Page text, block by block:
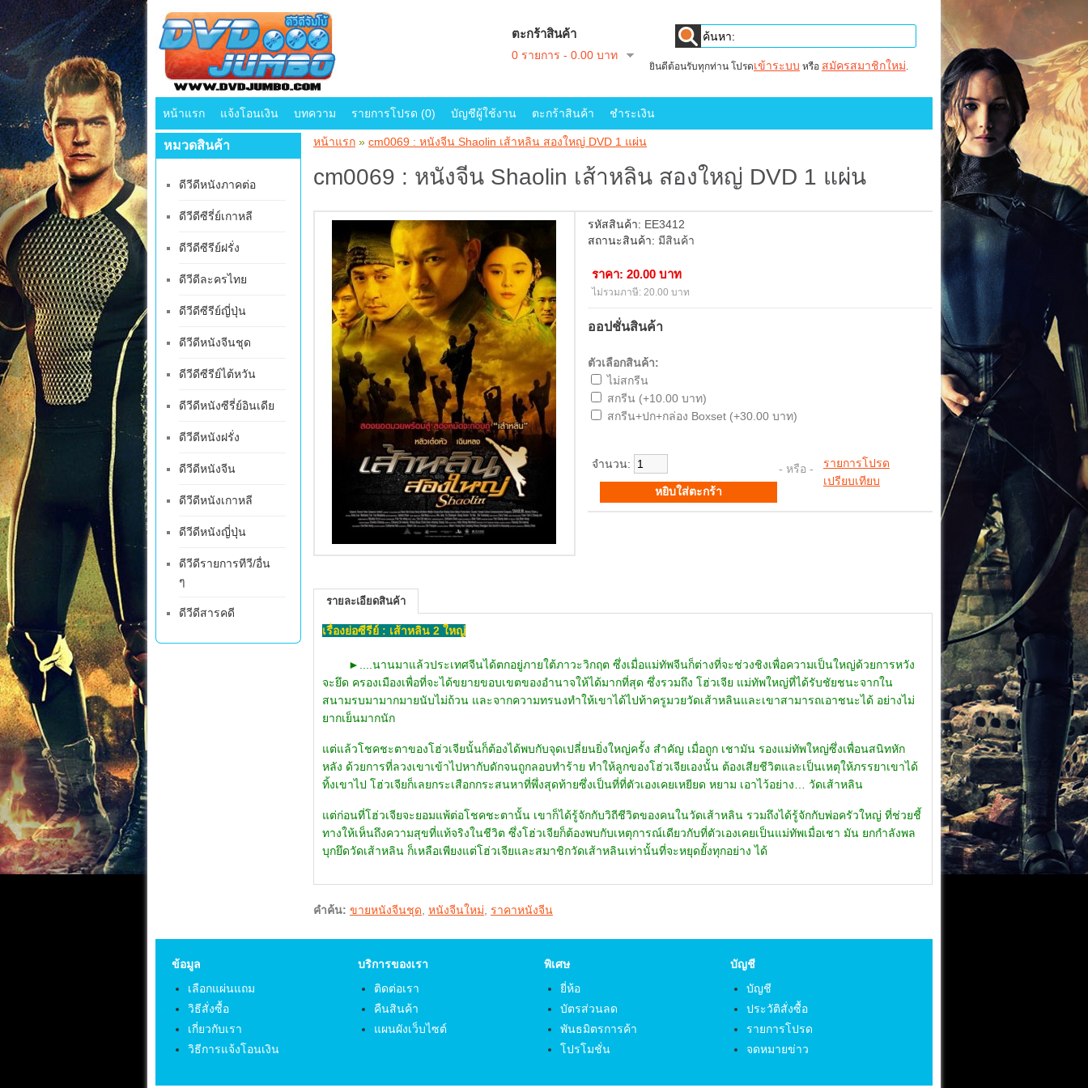
ตะกร้าสินค้า
0 รายการ - 0.00 บาท
ยินดีต้อนรับทุกท่าน โปรดเข้าระบบ หรือ สมัครสมาชิกใหม่.
หน้าแรก แจ้งโอนเงิน บทความ รายการโปรด (0) บัญชีผู้ใช้งาน ตะกร้าสินค้า ชำระเงิน
หมวดสินค้า
ดีวีดีหนังภาคต่อ
ดีวีดีซีรี่ย์เกาหลี
ดีวีดีซีรีย์ฝรั่ง
ดีวีดีละครไทย
ดีวีดีซีรีย์ญี่ปุ่น
ดีวีดีหนังจีนชุด
ดีวีดีซีรีย์ไต้หวัน
ดีวีดีหนังซีรี่ย์อินเดีย
ดีวีดีหนังฝรั่ง
ดีวีดีหนังจีน
ดีวีดีหนังเกาหลี
ดีวีดีหนังญี่ปุ่น
ดีวีดีรายการทีวี/อื่น
ๆ
ดีวีดีสารคดี
หน้าแรก » cm0069 : หนังจีน Shaolin เส้าหลิน สองใหญ่ DVD 1 แผ่น
cm0069 : หนังจีน Shaolin เส้าหลิน สองใหญ่ DVD 1 แผ่น
รหัสสินค้า: EE3412
สถานะสินค้า: มีสินค้า
ราคา: 20.00 บาท
ไม่รวมภาษี: 20.00 บาท
ออปชั่นสินค้า
ตัวเลือกสินค้า:
ไม่สกรีน
สกรีน (+10.00 บาท)
สกรีน+ปก+กล่อง Boxset (+30.00 บาท)
จำนวน: - หรือ - รายการโปรด
เปรียบเทียบ
รายละเอียดสินค้า
เรื่องย่อซีรีย์ : เส้าหลิน 2 ใหญ่
►
....นานมาแล้วประเทศจีนได้ตกอยู่ภายใต้ภาวะวิกฤต ซึ่งเมื่อแม่ทัพจีนก็ต่างที่จะช่วงชิงเพื่อความเป็นใหญ่ด้วยการหวัง
จะยึด ครองเมืองเพื่อที่จะได้ขยายขอบเขตของอำนาจให้ได้มากที่สุด ซึ่งรวมถึง โฮ่วเจีย แม่ทัพใหญ่ที่ได้รับชัยชนะจากใน
สนามรบมามากมายนับไม่ถ้วน และจากความทรนงทำให้เขาได้ไปท้าครูมวยวัดเส้าหลินและเขาสามารถเอาชนะได้ อย่างไม่
ยากเย็นมากนัก
แต่แล้วโชคชะตาของโฮ่วเจียนั้นก็ต้องได้พบกับจุดเปลี่ยนยิ่งใหญ่ครั้ง สำคัญ เมื่อถูก เชามัน รองแม่ทัพใหญ่ซึ่งเพื่อนสนิทหัก
หลัง ด้วยการที่ลวงเขาเข้าไปหากับดักจนถูกลอบทำร้าย ทำให้ลูกของโฮ่วเจียเองนั้น ต้องเสียชีวิตและเป็นเหตุให้ภรรยาเขาได้
ทิ้งเขาไป โฮ่วเจียก็เลยกระเสือกกระสนหาที่พึ่งสุดท้ายซึ่งเป็นที่ที่ตัวเองเคยเหยียด หยาม เอาไว้อย่าง… วัดเส้าหลิน
แต่ก่อนที่โฮ่วเจียจะยอมแพ้ต่อโชคชะตานั้น เขาก็ได้รู้จักกับวิถีชีวิตของคนในวัดเส้าหลิน รวมถึงได้รู้จักกับพ่อครัวใหญ่ ที่ช่วยชี้
ทางให้เห็นถึงความสุขที่แท้จริงในชีวิต ซึ่งโฮ่วเจียก็ต้องพบกับเหตุการณ์เดียวกับที่ตัวเองเคยเป็นแม่ทัพเมื่อเชา มัน ยกกำลังพล
บุกยึดวัดเส้าหลิน ก็เหลือเพียงแต่โฮ่วเจียและสมาชิกวัดเส้าหลินเท่านั้นที่จะหยุดยั้งทุกอย่าง ได้
คำค้น: ขายหนังจีนชุด หนังจีนใหม่ ราคาหนังจีน
ข้อมูล
เลือกแผ่นแถม
วิธีสั่งซื้อ
เกี่ยวกับเรา
วิธีการแจ้งโอนเงิน
บริการของเรา
ติดต่อเรา
คืนสินค้า
แผนผังเว็บไซต์
พิเศษ
ยี่ห้อ
บัตรส่วนลด
พันธมิตรการค้า
โปรโมชั่น
บัญชี
บัญชี
ประวัติสั่งซื้อ
รายการโปรด
จดหมายข่าว